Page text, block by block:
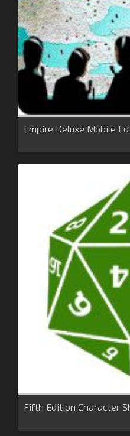
Empire Deluxe Mobile
Fifth Edition Character